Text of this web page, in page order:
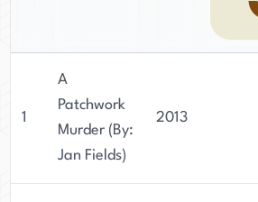
1
A
Patchwork
Murder (By:
Jan Fields)
2013